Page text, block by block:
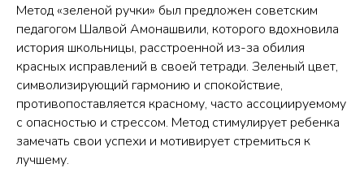
Метод «зеленой ручки» был предложен советским
педагогом Шалвой Амонашвили, которого вдохновила
история школьницы, расстроенной из-за обилия
красных исправлений в своей тетради. Зеленый цвет,
символизирующий гармонию и спокойствие,
противопоставляется красному, часто ассоциируемому
с опасностью и стрессом. Метод стимулирует ребенка
замечать свои успехи и мотивирует стремиться к
лучшему.